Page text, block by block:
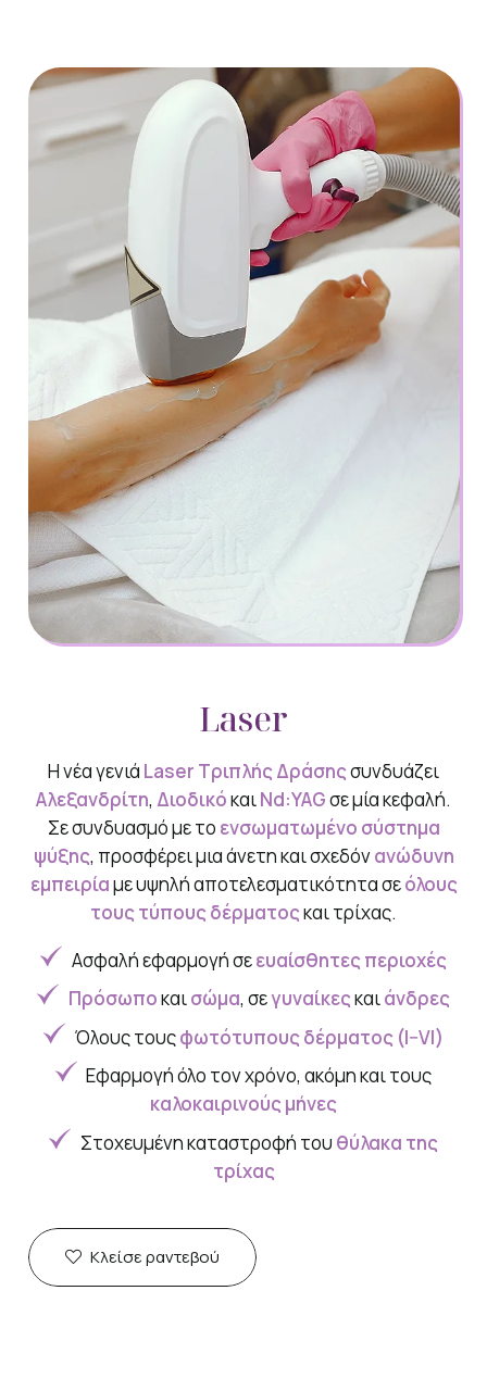
Laser
Η νέα γενιά Laser Τριπλής Δράσηςσυνδυάζει
Αλεξανδρίτη, ΔιοδικόκαιNd:YAGσε μία κεφαλή.
Σε συνδυασμό με το ενσωματωμένο σύστημα
ψύξης, προσφέρει μια άνετη και σχεδόνανώδυνη
εμπειρίαμε υψηλή αποτελεσματικότητα σεόλους
τους τύπους δέρματοςκαι τρίχας.
Ασφαλή εφαρμογή σεευαίσθητες περιοχές
Πρόσωποκαισώμα, σεγυναίκεςκαιάνδρες
Όλους τουςφωτότυπους δέρματος (I–VI)
Εφαρμογή όλο τον χρόνο, ακόμη και τους
καλοκαιρινούς μήνες
Στοχευμένη καταστροφή του θύλακα της
τρίχας
Κλείσε ραντεβού